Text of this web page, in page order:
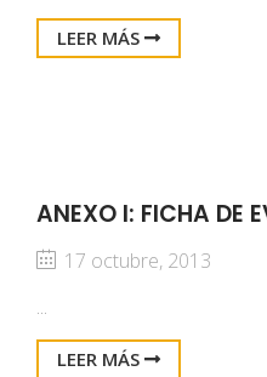
LEER MÁS
ANEXO I: FICHA DE
17 octubre, 2013
...
LEER MÁS